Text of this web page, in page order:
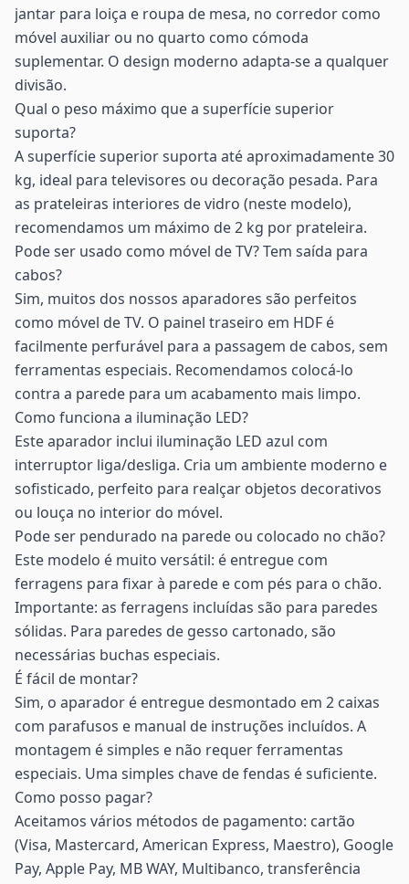
jantar para loiça e roupa de mesa, no corredor como
móvel auxiliar ou no quarto como cómoda
suplementar. O design moderno adapta-se a qualquer
divisão.
Qual o peso máximo que a superfície superior
suporta?
A superfície superior suporta até aproximadamente 30
kg, ideal para televisores ou decoração pesada. Para
as prateleiras interiores de vidro (neste modelo),
recomendamos um máximo de 2 kg por prateleira.
Pode ser usado como móvel de TV? Tem saída para
cabos?
Sim, muitos dos nossos aparadores são perfeitos
como móvel de TV. O painel traseiro em HDF é
facilmente perfurável para a passagem de cabos, sem
ferramentas especiais. Recomendamos colocá-lo
contra a parede para um acabamento mais limpo.
Como funciona a iluminação LED?
Este aparador inclui iluminação LED azul com
interruptor liga/desliga. Cria um ambiente moderno e
sofisticado, perfeito para realçar objetos decorativos
ou louça no interior do móvel.
Pode ser pendurado na parede ou colocado no chão?
Este modelo é muito versátil: é entregue com
ferragens para fixar à parede e com pés para o chão.
Importante: as ferragens incluídas são para paredes
sólidas. Para paredes de gesso cartonado, são
necessárias buchas especiais.
É fácil de montar?
Sim, o aparador é entregue desmontado em 2 caixas
com parafusos e manual de instruções incluídos. A
montagem é simples e não requer ferramentas
especiais. Uma simples chave de fendas é suficiente.
Como posso pagar?
Aceitamos vários métodos de pagamento: cartão
(Visa, Mastercard, American Express, Maestro), Google
Pay, Apple Pay, MB WAY, Multibanco, transferência